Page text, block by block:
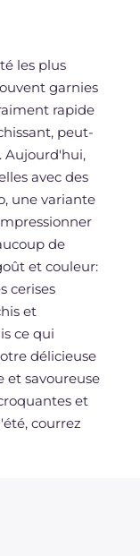
les plus
garnies
rapide
peut-
Aujourd'hui,
avec des
une variante
de
et couleur:
cerises
et
ce qui
délicieuse
et savoureuse
et
courrez